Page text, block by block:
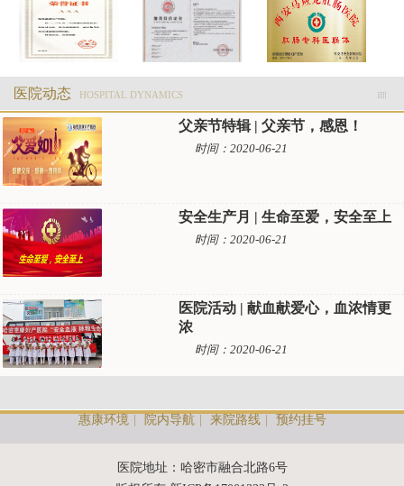
医院动态 HOSPITAL DYNAMICS
父亲节特辑 | 父亲节，感恩！
时间：2020-06-21
安全生产月 | 生命至爱，安全至上
时间：2020-06-21
医院活动 | 献血献爱心，血浓情更
浓
时间：2020-06-21
惠康环境 | 院内导航 | 来院路线 | 预约挂号
医院地址：哈密市融合北路6号